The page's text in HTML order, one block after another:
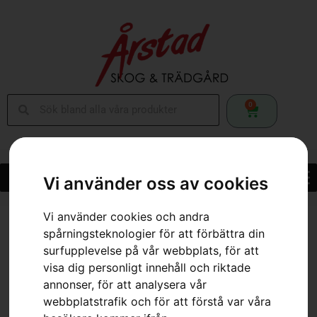
Vi använder oss av cookies
Vi använder cookies och andra
spårningsteknologier för att förbättra din
surfupplevelse på vår webbplats, för att
visa dig personligt innehåll och riktade
annonser, för att analysera vår
webbplatstrafik och för att förstå var våra
0
»Webbutik»Husqvarna 543 XP®